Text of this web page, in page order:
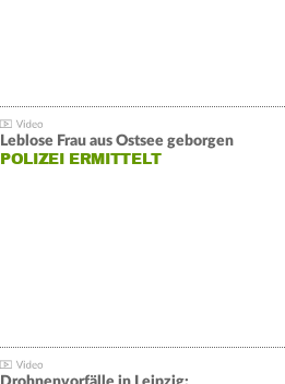
Leblose Frau aus Ostsee geborgen
POLIZEI ERMITTELT